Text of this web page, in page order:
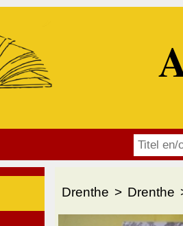
Drenthe Drenthe